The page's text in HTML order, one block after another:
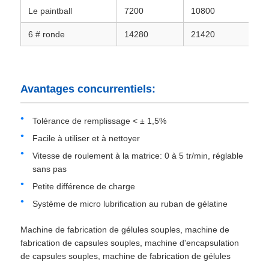
Le paintball 7200 10800
6 # ronde 14280 21420
Avantages concurrentiels:
Tolérance de remplissage < ± 1,5%
Facile à utiliser et à nettoyer
Vitesse de roulement à la matrice: 0 à 5 tr/min, réglable
sans pas
Petite différence de charge
Système de micro lubrification au ruban de gélatine
Machine de fabrication de gélules souples, machine de
fabrication de capsules souples, machine d'encapsulation
de capsules souples, machine de fabrication de gélules